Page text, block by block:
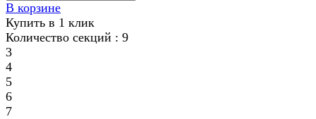
В корзине
Купить в 1 клик
Количество секций : 9
3
4
5
6
7